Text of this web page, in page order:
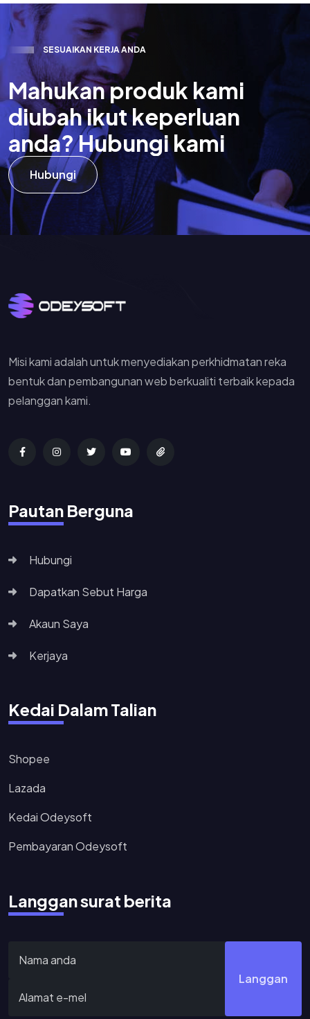
SESUAIKAN KERJA ANDA
Mahukanproduk kami
diubahikutkeperluan
anda?Hubungi kami
Hubungi
Misi kami adalah untuk menyediakan perkhidmatan reka
bentuk dan pembangunan web berkualiti terbaik kepada
pelanggan kami.
Pautan Berguna
Hubungi
Dapatkan Sebut Harga
Akaun Saya
Kerjaya
Kedai Dalam Talian
Shopee
Lazada
Kedai Odeysoft
Pembayaran Odeysoft
Langgan surat berita
Langgan